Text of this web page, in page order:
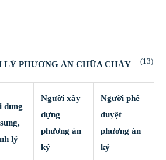
LÝ PHƯƠNG ÁN CHỮA CHÁY (13)
dung
lý
Người xây
dựng
phương án
ký
Người phê
duyệt
phương án
ký